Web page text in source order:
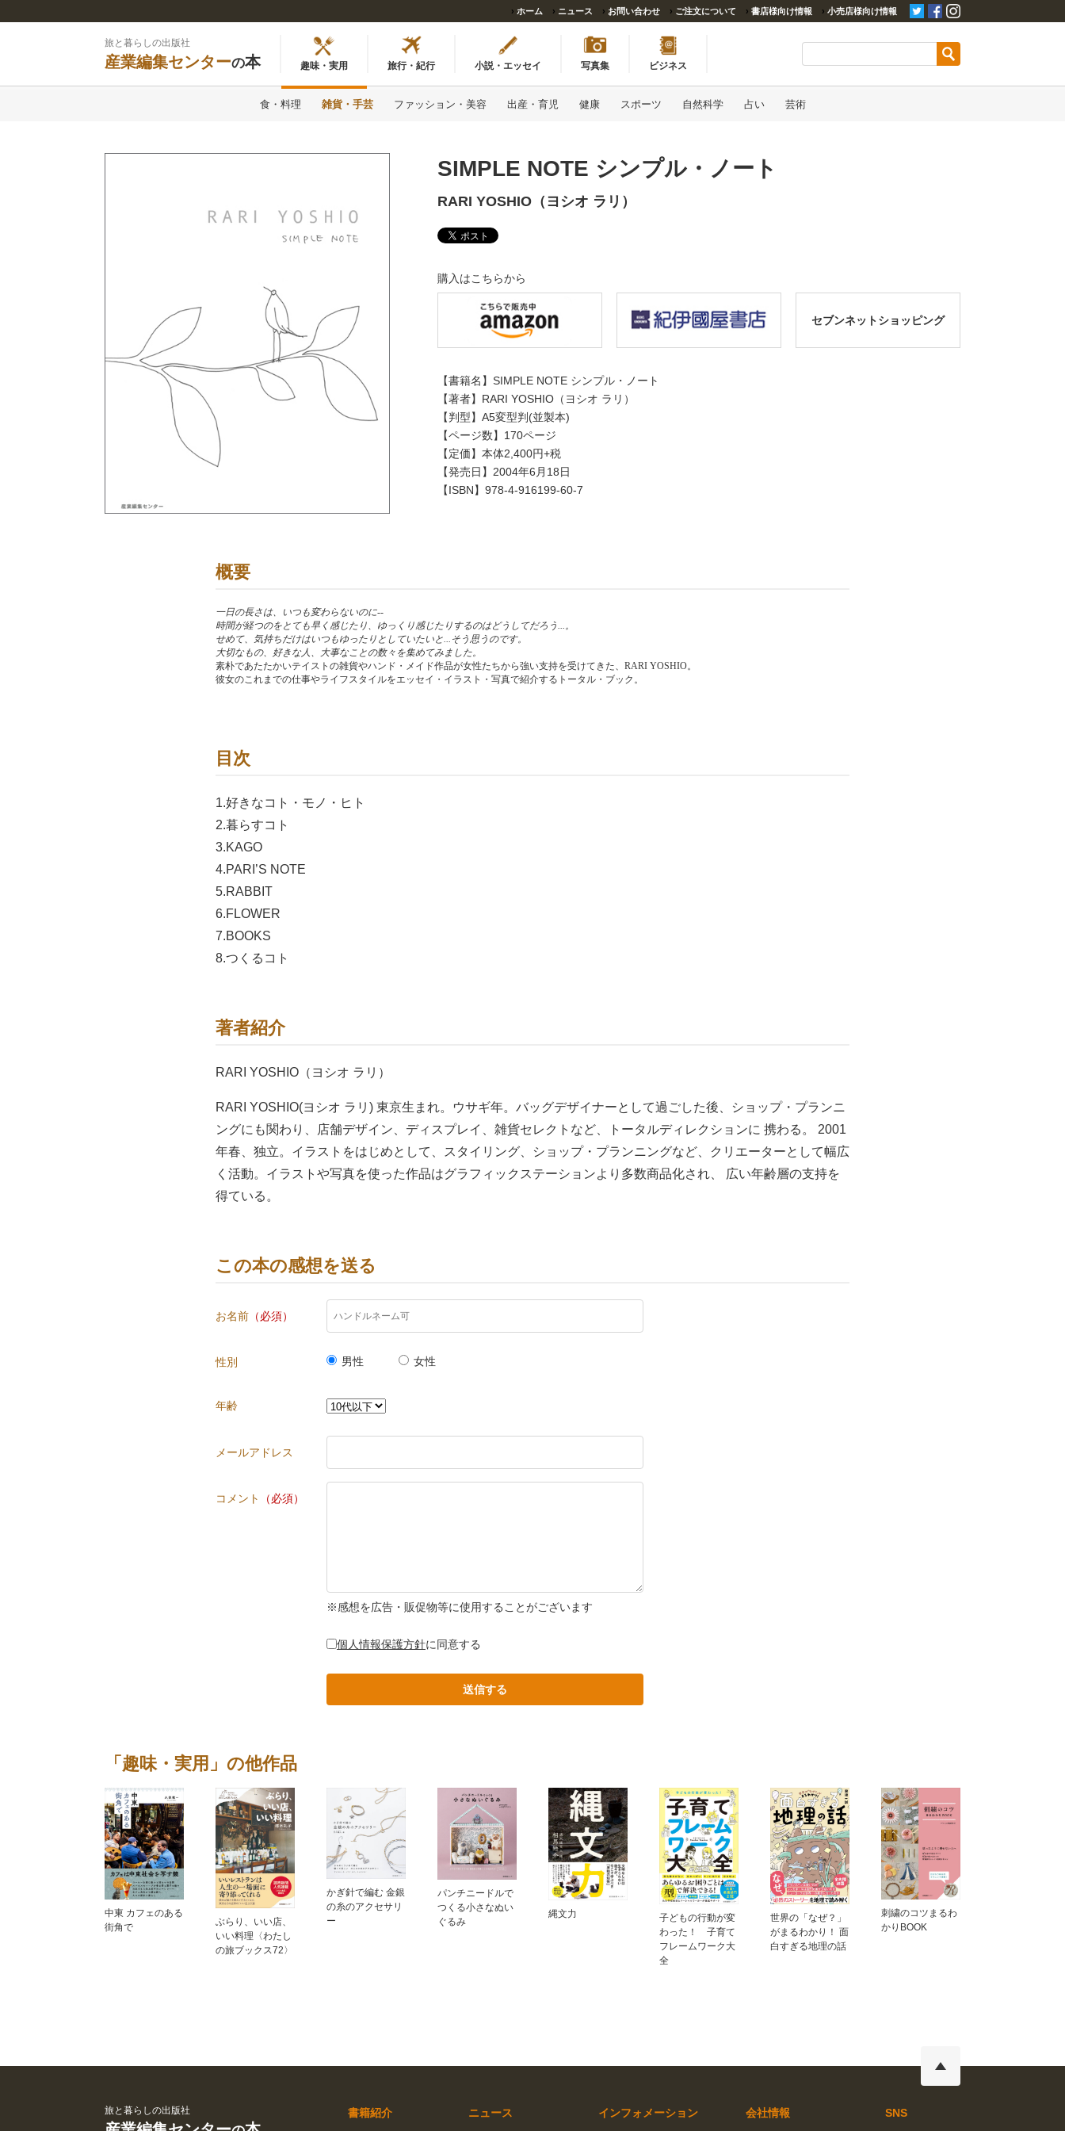
› ホーム › ニュース › お問い合わせ › ご注文について › 書店様向け情報 › 小売店様向け情報
旅と暮らしの出版社
産業編集センターの本 趣味・実用 旅行・紀行 小説・エッセイ 写真集 ビジネス
食・料理 雑貨・手芸 ファッション・美容 出産・育児 健康 スポーツ 自然科学 占い 芸術
SIMPLE NOTE シンプル・ノート
RARI YOSHIO（ヨシオ ラリ）
購入はこちらから
セブンネットショッピング
【書籍名】SIMPLE NOTE シンプル・ノート
【著者】RARI YOSHIO（ヨシオ ラリ）
【判型】A5変型判(並製本)
【ページ数】170ページ
【定価】本体2,400円+税
【発売日】2004年6月18日
【ISBN】978-4-916199-60-7
概要
一日の長さは、いつも変わらないのに--
時間が経つのをとても早く感じたり、ゆっくり感じたりするのはどうしてだろう...。
せめて、気持ちだけはいつもゆったりとしていたいと...そう思うのです。
大切なもの、好きな人、大事なことの数々を集めてみました。
素朴であたたかいテイストの雑貨やハンド・メイド作品が女性たちから強い支持を受けてきた、RARI YOSHIO。
彼女のこれまでの仕事やライフスタイルをエッセイ・イラスト・写真で紹介するトータル・ブック。
目次
1.好きなコト・モノ・ヒト
2.暮らすコト
3.KAGO
4.PARI’S NOTE
5.RABBIT
6.FLOWER
7.BOOKS
8.つくるコト
著者紹介
RARI YOSHIO（ヨシオ ラリ）
RARI YOSHIO(ヨシオ ラリ) 東京生まれ。ウサギ年。バッグデザイナーとして過ごした後、ショップ・プランニ
ングにも関わり、店舗デザイン、ディスプレイ、雑貨セレクトなど、トータルディレクションに 携わる。 2001
年春、独立。イラストをはじめとして、スタイリング、ショップ・プランニングなど、クリエーターとして幅広
く活動。イラストや写真を使った作品はグラフィックステーションより多数商品化され、 広い年齢層の支持を
得ている。
この本の感想を送る
お名前 （必須）
性別 男性 女性
年齢
メールアドレス
コメント （必須）
※感想を広告・販促物等に使用することがございます
個人情報保護方針に同意する
「趣味・実用」の他作品
中東 カフェのある
街角で
ぶらり、いい店、
いい料理〈わたし
の旅ブックス72〉
かぎ針で編む 金銀
の糸のアクセサリ
ー
パンチニードルで
つくる小さなぬい
ぐるみ
縄文力
子どもの行動が変
わった！ 子育て
フレームワーク大
全
世界の「なぜ？」
がまるわかり！ 面
白すぎる地理の話
刺繍のコツまるわ
かりBOOK
旅と暮らしの出版社 書籍紹介 ニュース インフォメーション 会社情報 SNS